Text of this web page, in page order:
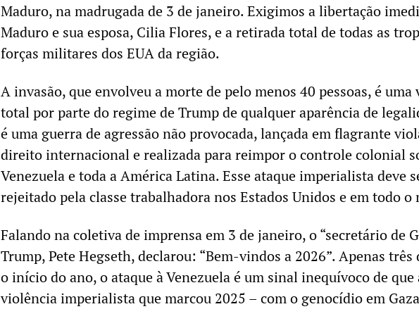
Maduro, na madrugada de 3 de janeiro. Exigimos a libertação
Maduro e sua esposa, Cilia Flores, e a retirada total de todas as
forças militares dos EUA da região.
A invasão, que envolveu a morte de pelo menos 40 pessoas, é uma
total por parte do regime de Trump de qualquer aparência de
é uma guerra de agressão não provocada, lançada em flagrante
direito internacional e realizada para reimpor o controle colonial
Venezuela e toda a América Latina. Esse ataque imperialista deve
rejeitado pela classe trabalhadora nos Estados Unidos e em todo o
Falando na coletiva de imprensa em 3 de janeiro, o “secretário de
Trump, Pete Hegseth, declarou: “Bem-vindos a 2026”. Apenas três
o início do ano, o ataque à Venezuela é um sinal inequívoco de que
violência imperialista que marcou 2025 – com o genocídio em